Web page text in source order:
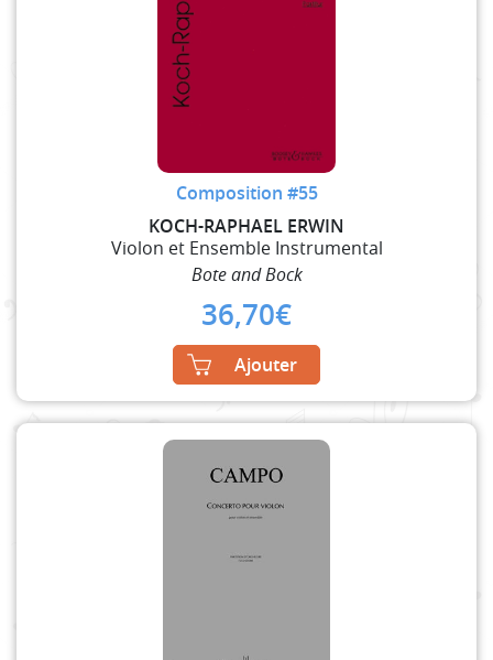
Composition #55
KOCH-RAPHAEL ERWIN
Violon et Ensemble Instrumental
Bote and Bock
36,70€
Ajouter